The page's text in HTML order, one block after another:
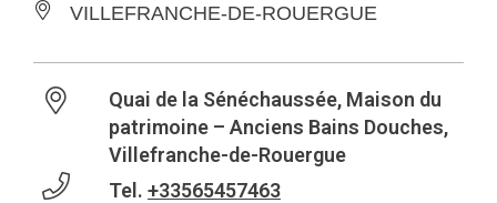
VILLEFRANCHE-DE-ROUERGUE
Quai de la Sénéchaussée, Maison du
patrimoine – Anciens Bains Douches,
Villefranche-de-Rouergue
Tel. +33565457463